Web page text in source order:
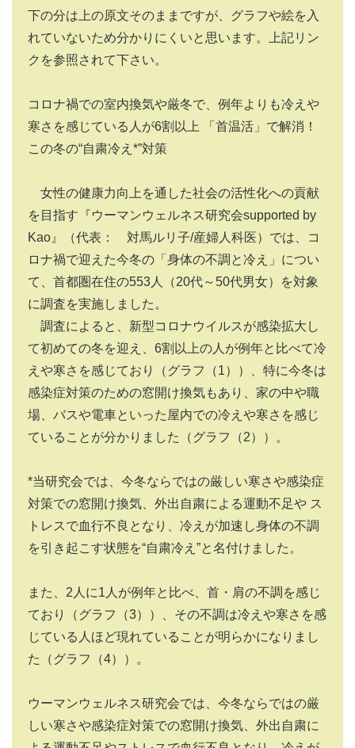
下の分は上の原文そのままですが、グラフや絵を入
れていないため分かりにくいと思います。上記リン
クを参照されて下さい。
コロナ禍での室内換気や厳冬で、例年よりも冷えや
寒さを感じている人が6割以上 「首温活」で解消！
この冬の“自粛冷え*”対策
女性の健康力向上を通した社会の活性化への貢献
を目指す『ウーマンウェルネス研究会supported by
Kao』（代表： 対馬ルリ子/産婦人科医）では、コ
ロナ禍で迎えた今冬の「身体の不調と冷え」につい
て、首都圏在住の553人（20代～50代男女）を対象
に調査を実施しました。
調査によると、新型コロナウイルスが感染拡大し
て初めての冬を迎え、6割以上の人が例年と比べて冷
えや寒さを感じており（グラフ（1））、特に今冬は
感染症対策のための窓開け換気もあり、家の中や職
場、バスや電車といった屋内での冷えや寒さを感じ
ていることが分かりました（グラフ（2））。
*当研究会では、今冬ならではの厳しい寒さや感染症
対策での窓開け換気、外出自粛による運動不足や ス
トレスで血行不良となり、冷えが加速し身体の不調
を引き起こす状態を“自粛冷え”と名付けました。
また、2人に1人が例年と比べ、首・肩の不調を感じ
ており（グラフ（3））、その不調は冷えや寒さを感
じている人ほど現れていることが明らかになりまし
た（グラフ（4））。
ウーマンウェルネス研究会では、今冬ならではの厳
しい寒さや感染症対策での窓開け換気、外出自粛に